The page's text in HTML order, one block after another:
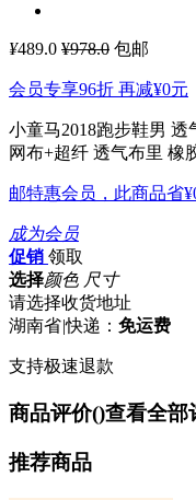
¥489.0 ¥978.0 包邮
会员专享96折 再减¥0元
小童马2018跑步鞋男
网布+超纤 透气布里 橡
邮特惠会员，此商品省
成为会员
促销 领取
选择颜色 尺寸
请选择收货地址
湖南省|快递： 免运费
支持极速退款
商品评价()查看全部
推荐商品